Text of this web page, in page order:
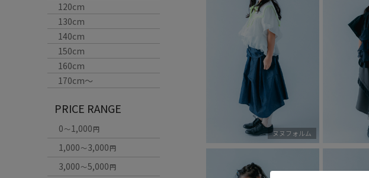
120cm
130cm
140cm
150cm
160cm
170cm〜
PRICE RANGE
0～1,000円
1,000～3,000円
3,000～5,000円
ヌヌフォルム